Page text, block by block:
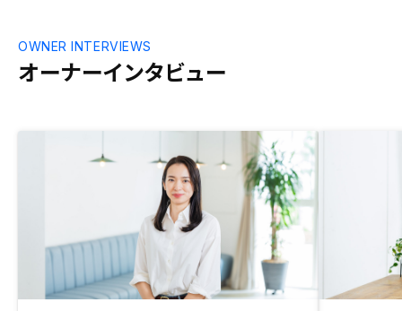
オーナーインタビュー
OWNER INTERVIEWS